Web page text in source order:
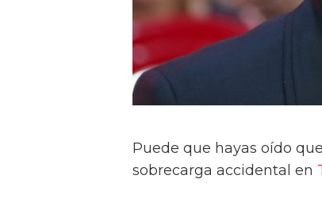
Puede que hayas oído
sobrecarga accidental en